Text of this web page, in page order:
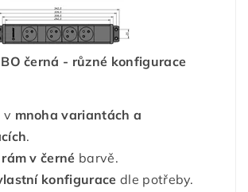
černá - různé konfigurace
v mnoha variantách a
.
v černé barvě.
konfigurace dle potřeby.